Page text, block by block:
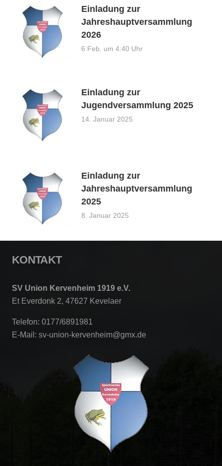
Einladung zur
Jahreshauptversammlung
2026
6 Feb. um 4:40 Uhr
Einladung zur
Jugendversammlung 2025
14. Januar 2025
Einladung zur
Jahreshauptversammlung
2025
8. Januar 2025
KONTAKT
SV Union Kervenheim 1919 e.V.
Et Everdonk 2, 47627 Kevelaer
Telefon: 0177/6891981
E-Mail: sv-union-kervenheim@gmx.de